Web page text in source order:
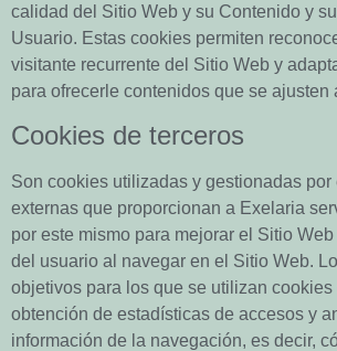
calidad del Sitio Web y su Contenido y
Usuario. Estas cookies permiten
visitante recurrente del Sitio Web y
para ofrecerle contenidos que se ajusten
Cookies de terceros
Son cookies utilizadas y gestionadas por
externas que proporcionan a Exelaria
por este mismo para mejorar el Sitio
del usuario al navegar en el Sitio Web.
objetivos para los que se utilizan cookies
obtención de estadísticas de accesos y
información de la navegación, es decir,